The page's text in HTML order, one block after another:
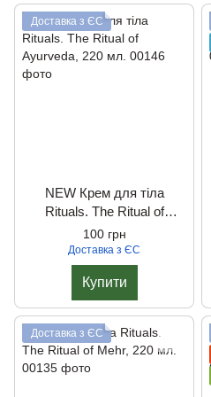
Доставка з ЄС
NEW Крем для тіла
Rituals. The Ritual of
Ayurveda, 220 мл.
100 грн
Доставка з ЄС
Купити
Доставка з ЄС